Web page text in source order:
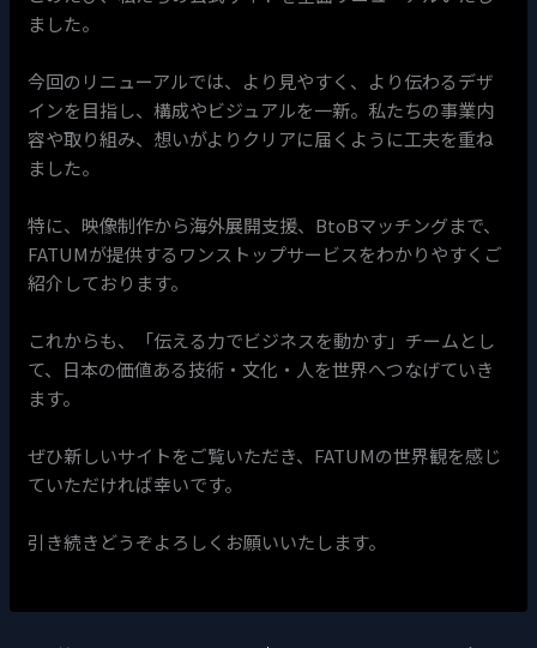
ました。
今回のリニューアルでは、より見やすく、より伝わるデザ
インを目指し、構成やビジュアルを一新。私たちの事業内
容や取り組み、想いがよりクリアに届くように工夫を重ね
ました。
特に、映像制作から海外展開支援、BtoBマッチングまで、
FATUMが提供するワンストップサービスをわかりやすくご
紹介しております。
これからも、「伝える力でビジネスを動かす」チームとし
て、日本の価値ある技術・文化・人を世界へつなげていき
ます。
ぜひ新しいサイトをご覧いただき、FATUMの世界観を感じ
ていただければ幸いです。
引き続きどうぞよろしくお願いいたします。